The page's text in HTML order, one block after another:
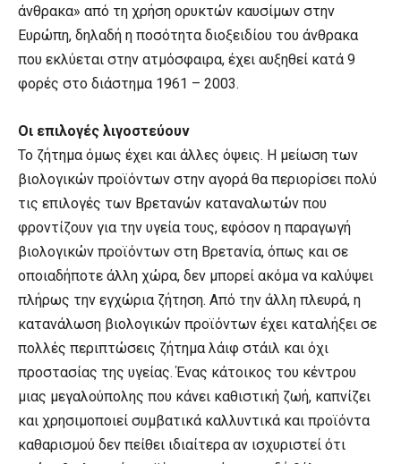
άνθρακα» από τη χρήση ορυκτών καυσίμων στην
Ευρώπη, δηλαδή η ποσότητα διοξειδίου του άνθρακα
που εκλύεται στην ατμόσφαιρα, έχει αυξηθεί κατά 9
φορές στο διάστημα 1961 – 2003.
Οι επιλογές λιγοστεύουν
Το ζήτημα όμως έχει και άλλες όψεις. Η μείωση των
βιολογικών προϊόντων στην αγορά θα περιορίσει πολύ
τις επιλογές των Βρετανών καταναλωτών που
φροντίζουν για την υγεία τους, εφόσον η παραγωγή
βιολογικών προϊόντων στη Βρετανία, όπως και σε
οποιαδήποτε άλλη χώρα, δεν μπορεί ακόμα να καλύψει
πλήρως την εγχώρια ζήτηση. Από την άλλη πλευρά, η
κατανάλωση βιολογικών προϊόντων έχει καταλήξει σε
πολλές περιπτώσεις ζήτημα λάιφ στάιλ και όχι
προστασίας της υγείας. Ένας κάτοικος του κέντρου
μιας μεγαλούπολης που κάνει καθιστική ζωή, καπνίζει
και χρησιμοποιεί συμβατικά καλλυντικά και προϊόντα
καθαρισμού δεν πείθει ιδιαίτερα αν ισχυριστεί ότι